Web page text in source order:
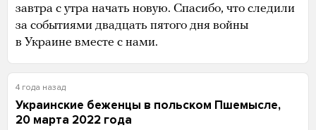
завтра с утра начать новую. Спасибо, что следили
за событиями двадцать пятого дня войны
в Украине вместе с нами.
4 года назад
Украинские беженцы в польском Пшемысле,
20 марта 2022 года